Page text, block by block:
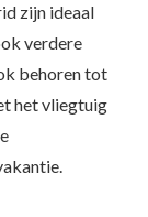
zijn ideaal
verdere
behoren tot
het vliegtuig